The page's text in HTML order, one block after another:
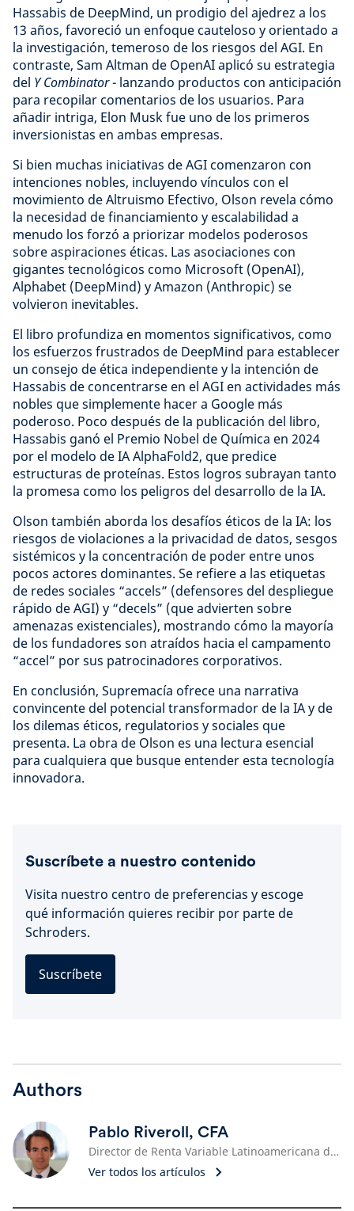
Hassabis de DeepMind, un prodigio del ajedrez a los
13 años, favoreció un enfoque cauteloso y orientado a
la investigación, temeroso de los riesgos del AGI. En
contraste, Sam Altman de OpenAI aplicó su estrategia
del Y Combinator- lanzando productos con anticipación
para recopilar comentarios de los usuarios. Para
añadir intriga, Elon Musk fue uno de los primeros
inversionistas en ambas empresas.
Si bien muchas iniciativas de AGI comenzaron con
intenciones nobles, incluyendo vínculos con el
movimiento de Altruismo Efectivo, Olson revela cómo
la necesidad de financiamiento y escalabilidad a
menudo los forzó a priorizar modelos poderosos
sobre aspiraciones éticas. Las asociaciones con
gigantes tecnológicos como Microsoft (OpenAI),
Alphabet (DeepMind) y Amazon (Anthropic) se
volvieron inevitables.
El libro profundiza en momentos significativos, como
los esfuerzos frustrados de DeepMind para establecer
un consejo de ética independiente y la intención de
Hassabis de concentrarse en el AGI en actividades más
nobles que simplemente hacer a Google más
poderoso. Poco después de la publicación del libro,
Hassabis ganó el Premio Nobel de Química en 2024
por el modelo de IA AlphaFold2, que predice
estructuras de proteínas. Estos logros subrayan tanto
la promesa como los peligros del desarrollo de la IA.
Olson también aborda los desafíos éticos de la IA: los
riesgos de violaciones a la privacidad de datos, sesgos
sistémicos y la concentración de poder entre unos
pocos actores dominantes. Se refiere a las etiquetas
de redes sociales “accels” (defensores del despliegue
rápido de AGI) y “decels” (que advierten sobre
amenazas existenciales), mostrando cómo la mayoría
de los fundadores son atraídos hacia el campamento
“accel” por sus patrocinadores corporativos.
En conclusión, Supremacía ofrece una narrativa
convincente del potencial transformador de la IA y de
los dilemas éticos, regulatorios y sociales que
presenta. La obra de Olson es una lectura esencial
para cualquiera que busque entender esta tecnología
innovadora.
Suscríbete a nuestro contenido
Visita nuestro centro de preferencias y escoge
qué información quieres recibir por parte de
Schroders.
Suscríbete
Authors
Pablo Riveroll, CFA
Director de Renta Variable Latinoamericana de Schroders
Ver todos los artículos